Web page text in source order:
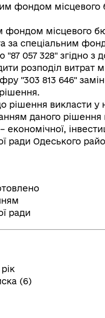
фондом
фондом місцевого
за спеціальним
057 328" згідно з
розподіл витрат
"303 813 646"
рішення викласти
даного рішення
ради Одеського
(6)